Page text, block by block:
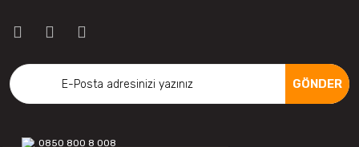
GÖNDER
0850 800 8 008